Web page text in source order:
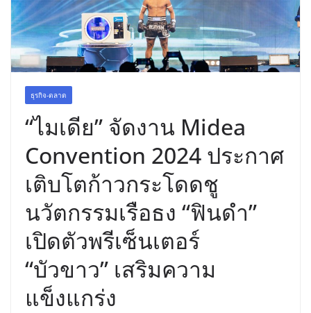
ธุรกิจ-ตลาด
“ไมเดีย” จัดงาน Midea
Convention 2024 ประกาศ
เติบโตก้าวกระโดดชู
นวัตกรรมเรือธง “ฟินดำ”
เปิดตัวพรีเซ็นเตอร์
“บัวขาว” เสริมความ
แข็งแกร่ง